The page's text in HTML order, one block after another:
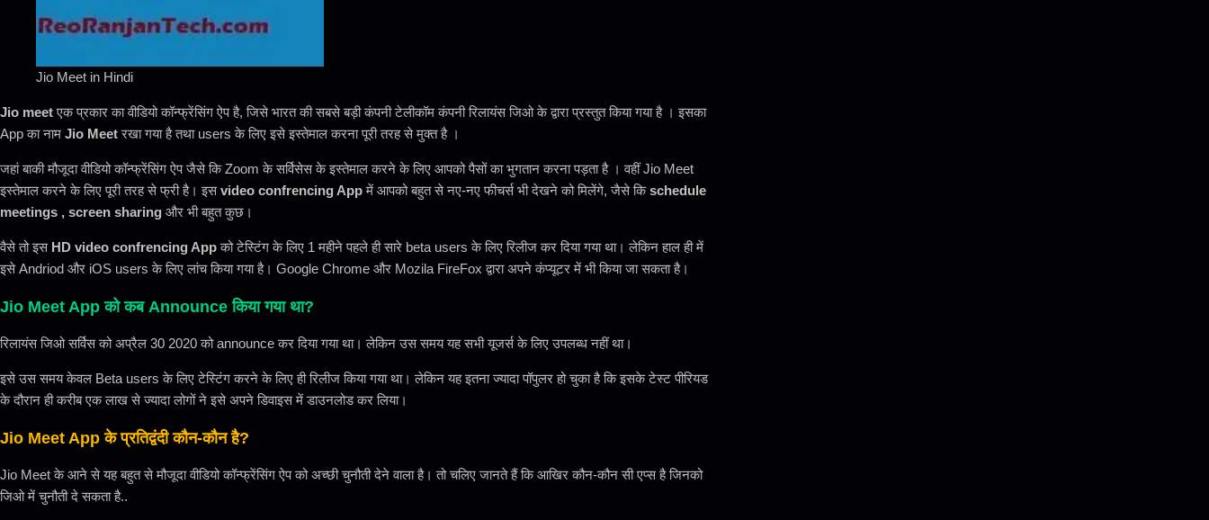
Jio Meet in Hindi
Jio meetएक प्रकार का वीडियो कॉन्फ्रेंसिंग ऐप है, जिसे भारत की सबसे बड़ी कंपनी टेलीकॉम कंपनी रिलायंस जिओ के द्वारा प्रस्तुत किया गया है । इसका
App का नाम Jio Meetरखा गया है तथा users के लिए इसे इस्तेमाल करना पूरी तरह से मुक्त है ।
जहां बाकी मौजूदा वीडियो कॉन्फ्रेंसिंग ऐप जैसे कि Zoom के सर्विसेस के इस्तेमाल करने के लिए आपको पैसों का भुगतान करना पड़ता है । वहीं Jio Meet
इस्तेमाल करने के लिए पूरी तरह से फ्री है। इसvideo confrencing Appमें आपको बहुत से नए-नए फीचर्स भी देखने को मिलेंगे, जैसे किschedule
meetings , screen sharing और भी बहुत कुछ।
वैसे तो इस HD video confrencing Appको टेस्टिंग के लिए 1 महीने पहले ही सारे beta users के लिए रिलीज कर दिया गया था। लेकिन हाल ही में
इसे Andriod और iOS users के लिए लांच किया गया है। Google Chrome और Mozila FireFox द्वारा अपने कंप्यूटर में भी किया जा सकता है।
Jio Meet App को कब Announce किया गया था?
रिलायंस जिओ सर्विस को अप्रैल 30 2020 को announce कर दिया गया था। लेकिन उस समय यह सभी यूजर्स के लिए उपलब्ध नहीं था।
इसे उस समय केवल Beta users के लिए टेस्टिंग करने के लिए ही रिलीज किया गया था। लेकिन यह इतना ज्यादा पॉपुलर हो चुका है कि इसके टेस्ट पीरियड
के दौरान ही करीब एक लाख से ज्यादा लोगों ने इसे अपने डिवाइस में डाउनलोड कर लिया।
Jio Meet App के प्रतिद्वंदी कौन-कौन है?
Jio Meet के आने से यह बहुत से मौजूदा वीडियो कॉन्फ्रेंसिंग ऐप को अच्छी चुनौती देने वाला है। तो चलिए जानते हैं कि आखिर कौन-कौन सी एप्स है जिनको
जिओ में चुनौती दे सकता है..